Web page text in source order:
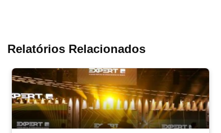
Relatórios Relacionados